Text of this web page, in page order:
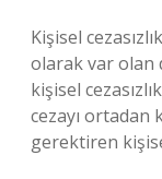
Kişisel
olarak var olan
kişisel
cezayı ortadan
gerektiren